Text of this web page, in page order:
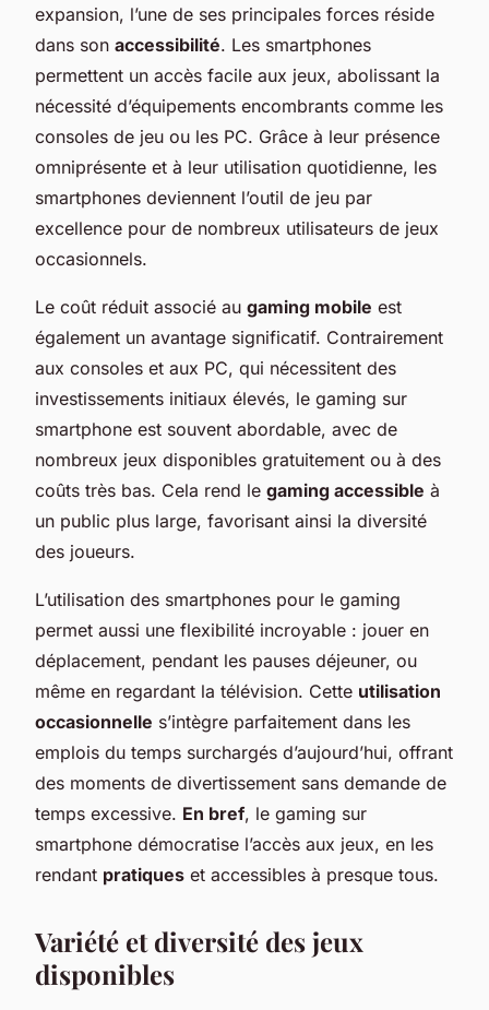
expansion, l’une de ses principales forces réside
dans son accessibilité. Les smartphones
permettent un accès facile aux jeux, abolissant la
nécessité d’équipements encombrants comme les
consoles de jeu ou les PC. Grâce à leur présence
omniprésente et à leur utilisation quotidienne, les
smartphones deviennent l’outil de jeu par
excellence pour de nombreux utilisateurs de jeux
occasionnels.
Le coût réduit associé au gaming mobile est
également un avantage significatif. Contrairement
aux consoles et aux PC, qui nécessitent des
investissements initiaux élevés, le gaming sur
smartphone est souvent abordable, avec de
nombreux jeux disponibles gratuitement ou à des
coûts très bas. Cela rend le gaming accessible à
un public plus large, favorisant ainsi la diversité
des joueurs.
L’utilisation des smartphones pour le gaming
permet aussi une flexibilité incroyable : jouer en
déplacement, pendant les pauses déjeuner, ou
même en regardant la télévision. Cette utilisation
occasionnelle s’intègre parfaitement dans les
emplois du temps surchargés d’aujourd’hui, offrant
des moments de divertissement sans demande de
temps excessive. En bref, le gaming sur
smartphone démocratise l’accès aux jeux, en les
rendant pratiques et accessibles à presque tous.
Variété et diversité des jeux
disponibles